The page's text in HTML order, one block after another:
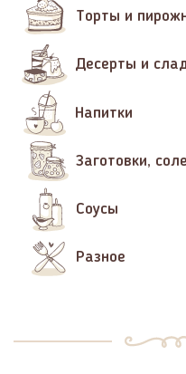
Торты и
Десерты и
Напитки
Заготовки,
Соусы
Разное